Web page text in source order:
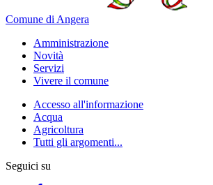
Comune di Angera
Amministrazione
Novità
Servizi
Vivere il comune
Accesso all'informazione
Acqua
Agricoltura
Tutti gli argomenti...
Seguici su